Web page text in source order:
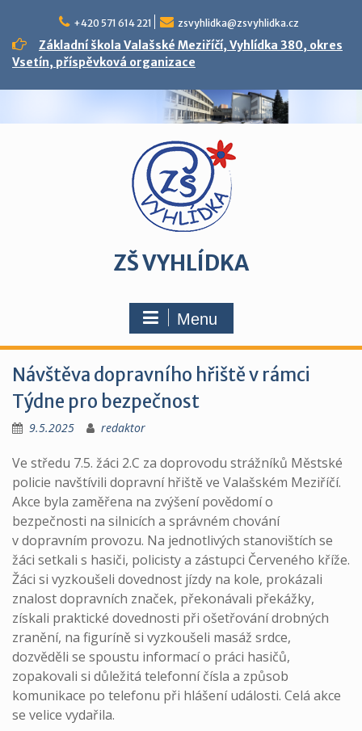
content
+420 571 614 221 zsvyhlidka@zsvyhlidka.cz
Základní škola Valašské Meziříčí, Vyhlídka 380, okres
Vsetín, příspěvková organizace
ZŠ VYHLÍDKA
Menu
Návštěva dopravního hřiště v rámci
Týdne pro bezpečnost
9.5.2025 redaktor
Ve středu 7.5. žáci 2.C za doprovodu strážníků Městské
policie navštívili dopravní hřiště ve Valašském Meziříčí.
Akce byla zaměřena na zvýšení povědomí o
bezpečnosti na silnicích a správném chování
v dopravním provozu. Na jednotlivých stanovištích se
žáci setkali s hasiči, policisty a zástupci Červeného kříže.
Žáci si vyzkoušeli dovednost jízdy na kole, prokázali
znalost dopravních značek, překonávali překážky,
získali praktické dovednosti při ošetřování drobných
zranění, na figuríně si vyzkoušeli masáž srdce,
dozvěděli se spoustu informací o práci hasičů,
zopakovali si důležitá telefonní čísla a způsob
komunikace po telefonu při hlášení události. Celá akce
se velice vydařila.